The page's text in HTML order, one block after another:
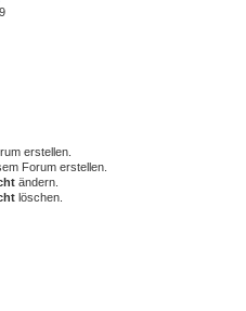
erstellen.
Forum erstellen.
ändern.
löschen.